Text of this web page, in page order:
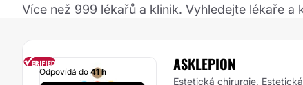
Více než 999 lékařů a klinik. Vyhledejte lékaře
ASKLEPION
Estetická chirurgie,
Odpovídá do 41 h